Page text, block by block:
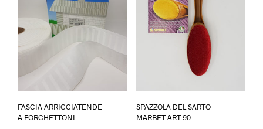
FASCIA ARRICCIATENDE
A FORCHETTONI
SPAZZOLA DEL SARTO
MARBET ART 90